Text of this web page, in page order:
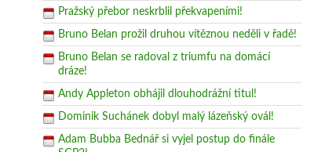
Pražský přebor neskrblil překvapeními!
Bruno Belan prožil druhou vítěznou neděli v řadě!
Bruno Belan se radoval z triumfu na domácí
dráze!
Andy Appleton obhájil dlouhodrážní titul!
Dominik Suchánek dobyl malý lázeňský ovál!
Adam Bubba Bednář si vyjel postup do finále